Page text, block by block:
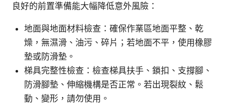
良好的前置準備能大幅降低意外風險：
地面與地面材料檢查：確保作業區地面平整、乾
燥，無濕滑、油污、碎片；若地面不平，使用橡膠
墊或防滑墊。
梯具完整性檢查：檢查梯具扶手、鎖扣、支撐腳、
防滑腳墊、伸縮機構是否正常。若出現裂紋、鬆
動、變形，請勿使用。